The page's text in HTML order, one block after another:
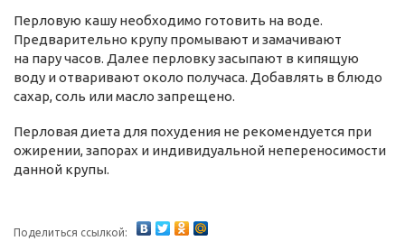
Перловую кашу необходимо готовить на воде.
Предварительно крупу промывают и замачивают
на пару часов. Далее перловку засыпают в кипящую
воду и отваривают около получаса. Добавлять в блюдо
сахар, соль или масло запрещено.
Перловая диета для похудения не рекомендуется при
ожирении, запорах и индивидуальной непереносимости
данной крупы.
Поделиться ссылкой: